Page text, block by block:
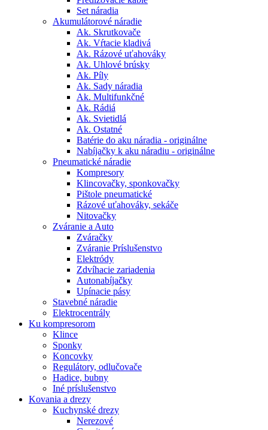
Set náradia
Akumulátorové náradie
Ak. Skrutkovače
Ak. Vŕtacie kladivá
Ak. Rázové uťahováky
Ak. Uhlové brúsky
Ak. Píly
Ak. Sady náradia
Ak. Multifunkčné
Ak. Rádiá
Ak. Svietidlá
Ak. Ostatné
Batérie do aku náradia - originálne
Nabíjačky k aku náradiu - originálne
Pneumatické náradie
Kompresory
Klincovačky, sponkovačky
Pištole pneumatické
Rázové uťahováky, sekáče
Nitovačky
Zváranie a Auto
Zváračky
Zváranie Príslušenstvo
Elektródy
Zdvíhacie zariadenia
Autonabíjačky
Upínacie pásy
Stavebné náradie
Elektrocentrály
Ku kompresorom
Klince
Sponky
Koncovky
Regulátory, odlučovače
Hadice, bubny
Iné príslušenstvo
Kovania a drezy
Kuchynské drezy
Nerezové